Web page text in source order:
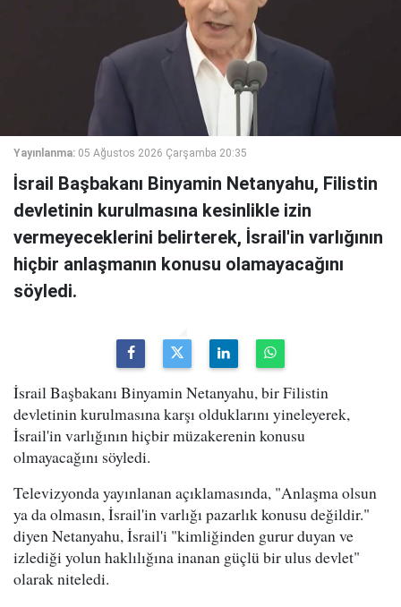
Yayınlanma: 05 Ağustos 2026 Çarşamba 20:35
İsrail Başbakanı Binyamin Netanyahu, Filistin
devletinin kurulmasına kesinlikle izin
vermeyeceklerini belirterek, İsrail'in varlığının
hiçbir anlaşmanın konusu olamayacağını
söyledi.
İsrail Başbakanı Binyamin Netanyahu, bir Filistin
devletinin kurulmasına karşı olduklarını yineleyerek,
İsrail'in varlığının hiçbir müzakerenin konusu
olmayacağını söyledi.
Televizyonda yayınlanan açıklamasında, "Anlaşma olsun
ya da olmasın, İsrail'in varlığı pazarlık konusu değildir."
diyen Netanyahu, İsrail'i "kimliğinden gurur duyan ve
izlediği yolun haklılığına inanan güçlü bir ulus devlet"
olarak niteledi.